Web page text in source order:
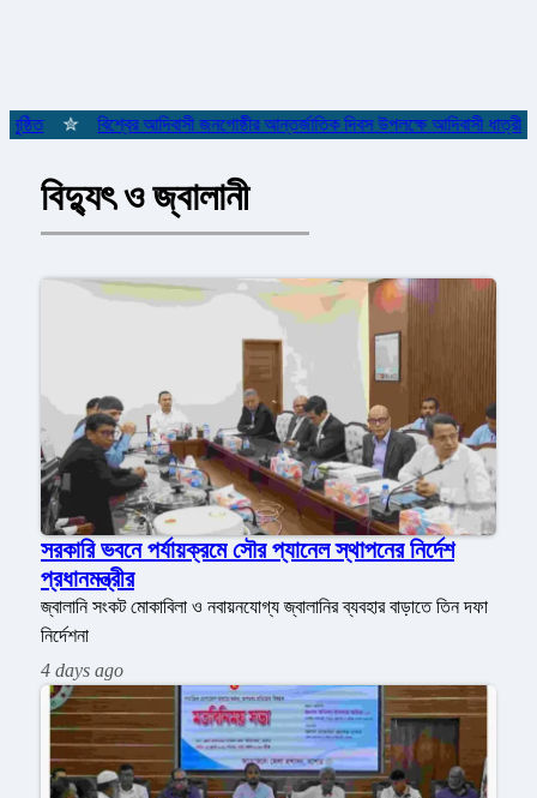
✮ বিশ্বের আদিবাসী জনগোষ্ঠীর আন্তর্জাতিক দিবস উপলক্ষে আদিবাসী ধাত্রীদের
বিদ্যুৎ ও জ্বালানী
সরকারি ভবনে পর্যায়ক্রমে সৌর প্যানেল স্থাপনের নির্দেশ
প্রধানমন্ত্রীর
জ্বালানি সংকট মোকাবিলা ও নবায়নযোগ্য জ্বালানির ব্যবহার বাড়াতে তিন দফা
নির্দেশনা
4 days ago